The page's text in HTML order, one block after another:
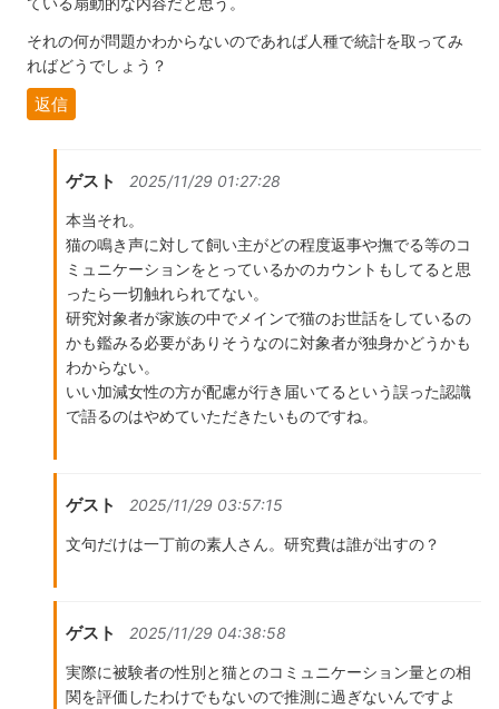
それの何が問題かわからないのであれば人種で統計を取ってみ
ればどうでしょう？
返信
ゲスト 2025/11/29 01:27:28
本当それ。
猫の鳴き声に対して飼い主がどの程度返事や撫でる等のコ
ミュニケーションをとっているかのカウントもしてると思
ったら一切触れられてない。
研究対象者が家族の中でメインで猫のお世話をしているの
かも鑑みる必要がありそうなのに対象者が独身かどうかも
わからない。
いい加減女性の方が配慮が行き届いてるという誤った認識
で語るのはやめていただきたいものですね。
ゲスト 2025/11/29 03:57:15
文句だけは一丁前の素人さん。研究費は誰が出すの？
ゲスト 2025/11/29 04:38:58
実際に被験者の性別と猫とのコミュニケーション量との相
関を評価したわけでもないので推測に過ぎないんですよ